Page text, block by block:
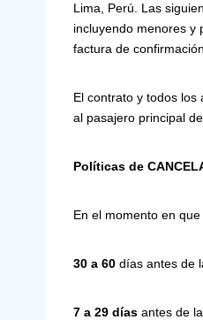
Lima, Perú. Las
incluyendo menores y
factura de
El contrato y todos los
al pasajero principal
Políticas de
En el momento en
30 a 60 días antes de
7 a 29 días antes de